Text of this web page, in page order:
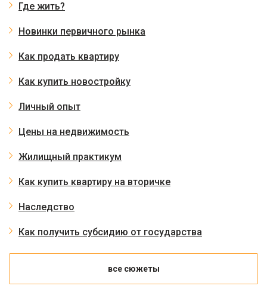
Где жить?
Новинки первичного рынка
Как продать квартиру
Как купить новостройку
Личный опыт
Цены на недвижимость
Жилищный практикум
Как купить квартиру на вторичке
Наследство
Как получить субсидию от государства
все сюжеты